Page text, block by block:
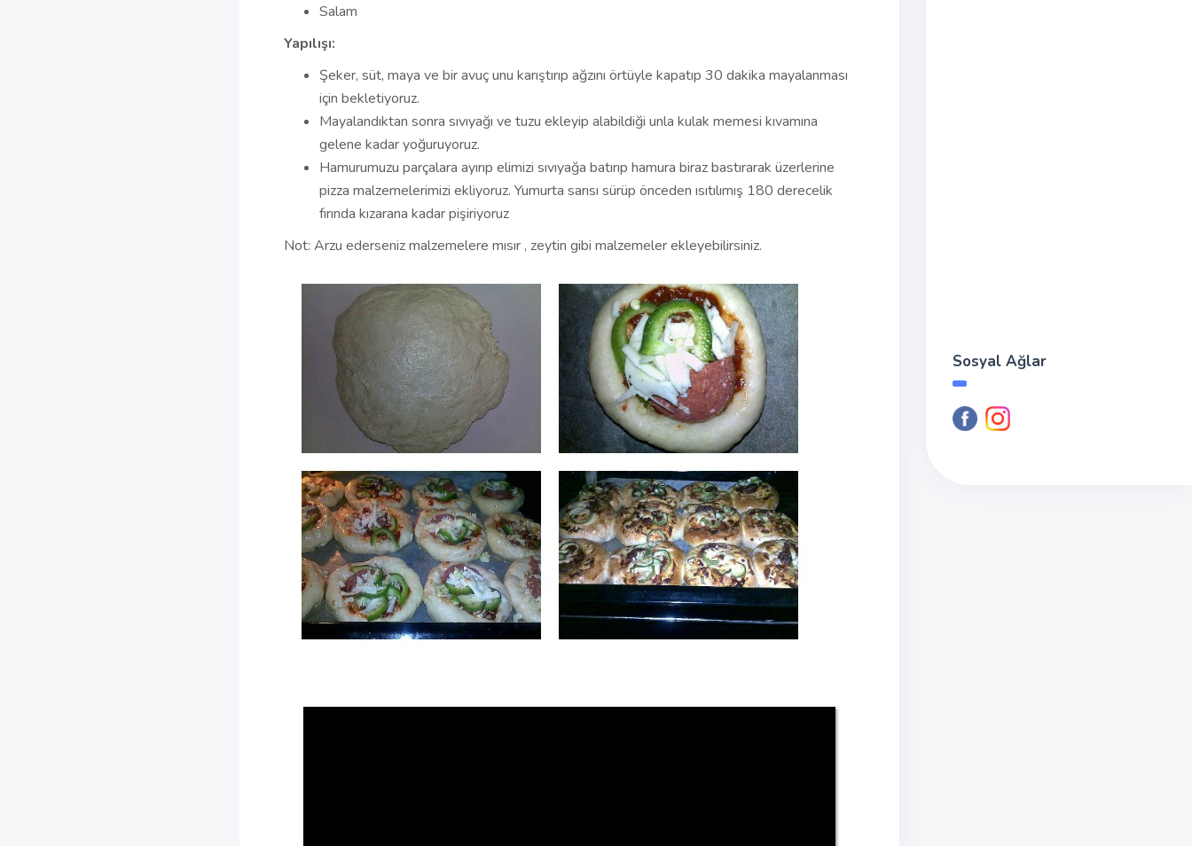
Salam
Yapılışı:
Şeker, süt, maya ve bir avuç unu karıştırıp ağzını örtüyle kapatıp 30 dakika mayalanması
için bekletiyoruz.
Mayalandıktan sonra sıvıyağı ve tuzu ekleyip alabildiği unla kulak memesi kıvamına
gelene kadar yoğuruyoruz.
Hamurumuzu parçalara ayırıp elimizi sıvıyağa batırıp hamura biraz bastırarak üzerlerine
pizza malzemelerimizi ekliyoruz. Yumurta sarısı sürüp önceden ısıtılımış 180 derecelik
fırında kızarana kadar pişiriyoruz
Not: Arzu ederseniz malzemelere mısır , zeytin gibi malzemeler ekleyebilirsiniz.
Sosyal Ağlar